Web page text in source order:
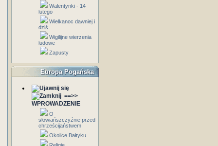
Walentynki - 14
lutego
Wielkanoc dawniej i
dziś
Wigilijne wierzenia
ludowe
Zapusty
Europa Pogańska
==>>
WPROWADZENIE
O
słowiańszczyźnie przed
chrześcijaństwem
Okolice Bałtyku